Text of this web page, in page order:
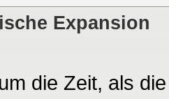
Expansion
die Zeit, als